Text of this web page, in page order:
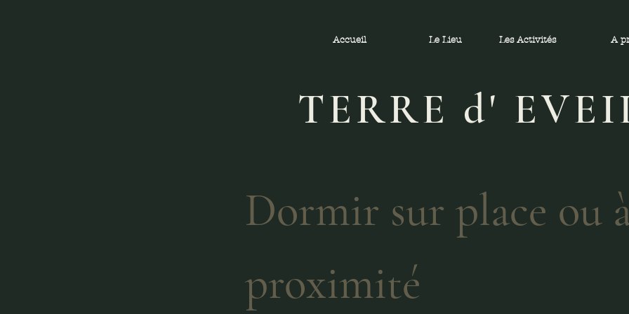
Accueil Le Lieu Les Activités A
​TERRE d'
Dormir sur place ou
proximité